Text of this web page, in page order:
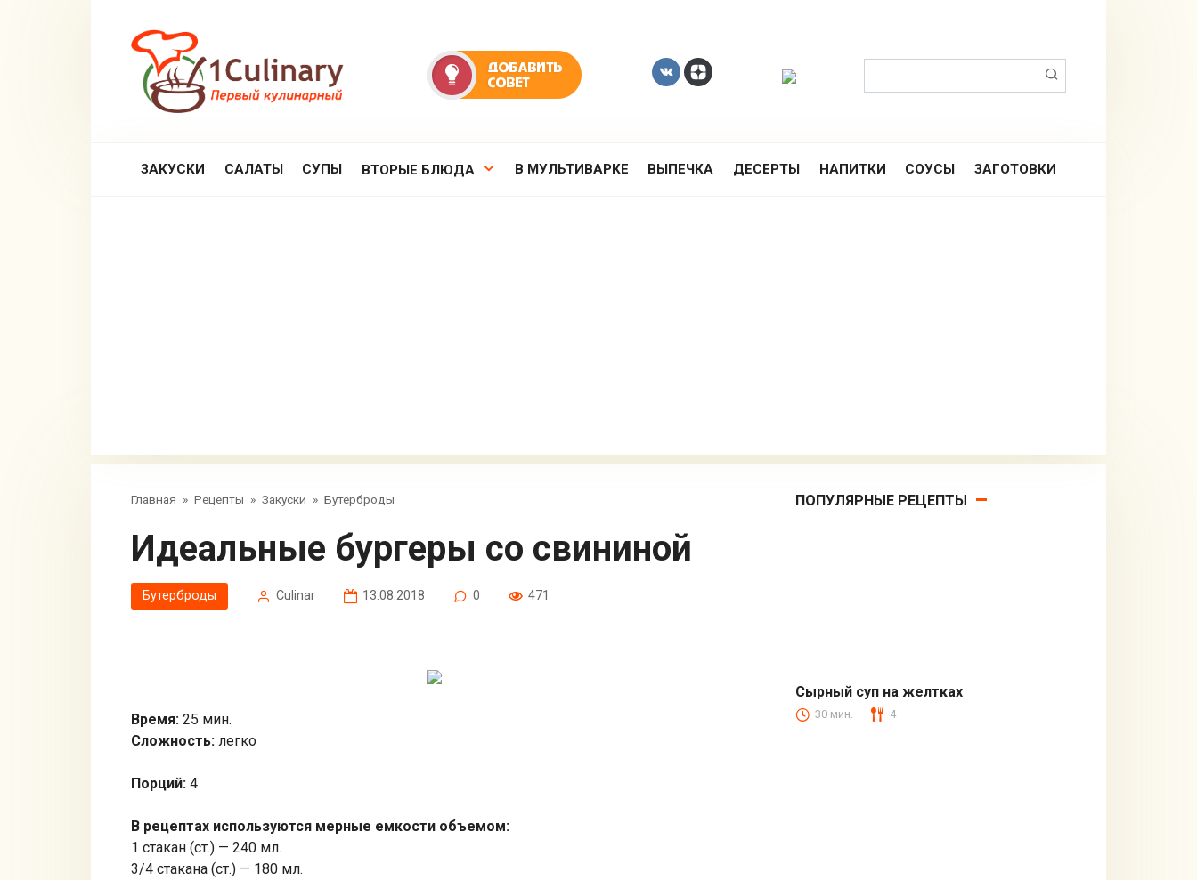
ЗАКУСКИ САЛАТЫ СУПЫ ВТОРЫЕ БЛЮДА В МУЛЬТИВАРКЕ ВЫПЕЧКА ДЕСЕРТЫ НАПИТКИ СОУСЫ ЗАГОТОВКИ
Главная » Рецепты » Закуски » Бутерброды
Идеальные бургеры со свининой
Бутерброды Сulinar 13.08.2018 0 471
Время: 25 мин.
Сложность: легко
Порций: 4
В рецептах используются мерные емкости объемом:
1 стакан (ст.) — 240 мл.
3/4 стакана (ст.) — 180 мл.
ПОПУЛЯРНЫЕ РЕЦЕПТЫ
Первые блюда
Сырный суп на желтках
30 мин. 4